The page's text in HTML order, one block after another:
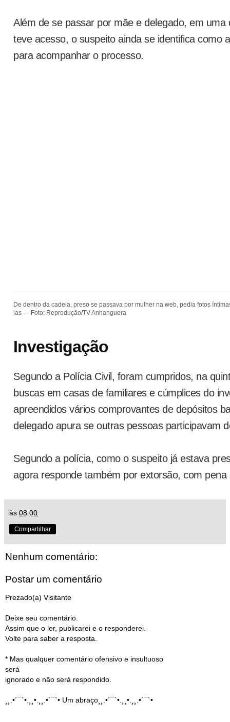
Além de se passar por mãe e delegado, em uma
teve acesso, o suspeito ainda se identifica como
para acompanhar o processo.
De dentro da cadeia, preso se passava por mulher na web, pedia fotos
las — Foto: Reprodução/TV Anhanguera
Investigação
Segundo a Polícia Civil, foram cumpridos, na
buscas em casas de familiares e cúmplices do
apreendidos vários comprovantes de depósitos
delegado apura se outras pessoas participavam
Segundo a polícia, como o suspeito já estava
agora responde também por extorsão, com
às 08:00
Compartilhar
Nenhum comentário:
Postar um comentário
Prezado(a) Visitante
Deixe seu comentário.
Assim que o ler, publicarei e o responderei.
Volte para saber a resposta.
* Mas qualquer comentário ofensivo e insultuoso
será
ignorado e não será respondido.
¸¸.•´¯`•.¸¸•.¸¸.•´¯`• Um abraço¸¸.•´¯`•.¸¸•.¸¸.•´¯`•